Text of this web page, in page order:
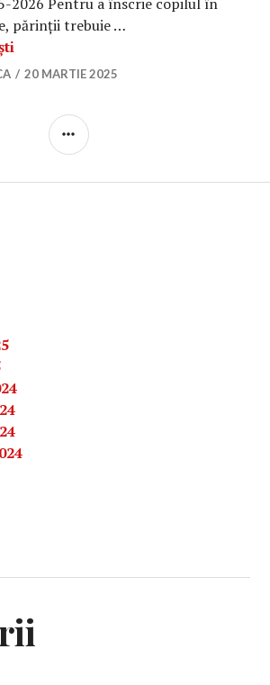
părinții trebuie …
20 MARTIE 2025
BARĂ